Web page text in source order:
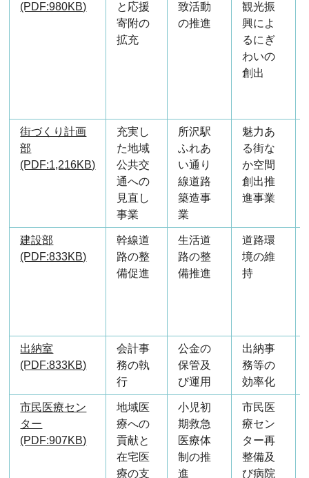
(PDF:980KB)
と応援
寄附の
拡充
致活動
の推進
観光振
興によ
るにぎ
わいの
創出
街づくり計画
部
(PDF:1,216KB)
充実し
た地域
公共交
通への
見直し
事業
所沢駅
ふれあ
い通り
線道路
築造事
業
魅力あ
る街な
か空間
創出推
進事業
建設部
(PDF:833KB)
幹線道
路の整
備促進
生活道
路の整
備推進
道路環
境の維
持
出納室
(PDF:833KB)
会計事
務の執
行
公金の
保管及
び運用
出納事
務等の
効率化
市民医療セン
ター
(PDF:907KB)
地域医
療への
貢献と
在宅医
療の支
小児初
期救急
医療体
制の推
進
市民医
療セン
ター再
整備及
び病院